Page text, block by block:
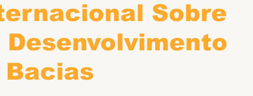
e Relações Sindicais Mundo Ligeirinho
Sobre